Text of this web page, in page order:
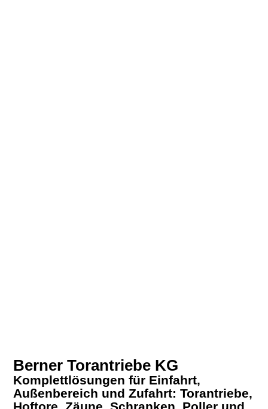
Berner Torantriebe KG
Komplettlösungen für Einfahrt,
Außenbereich und Zufahrt: Torantriebe,